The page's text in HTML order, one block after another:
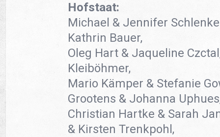
Hofstaat:
Michael & Jennifer
Kathrin Bauer,
Oleg Hart & Jaqueline
Kleiböhmer,
Mario Kämper & Stefanie
Grootens & Johanna
Christian Hartke & Sarah
& Kirsten Trenkpohl,